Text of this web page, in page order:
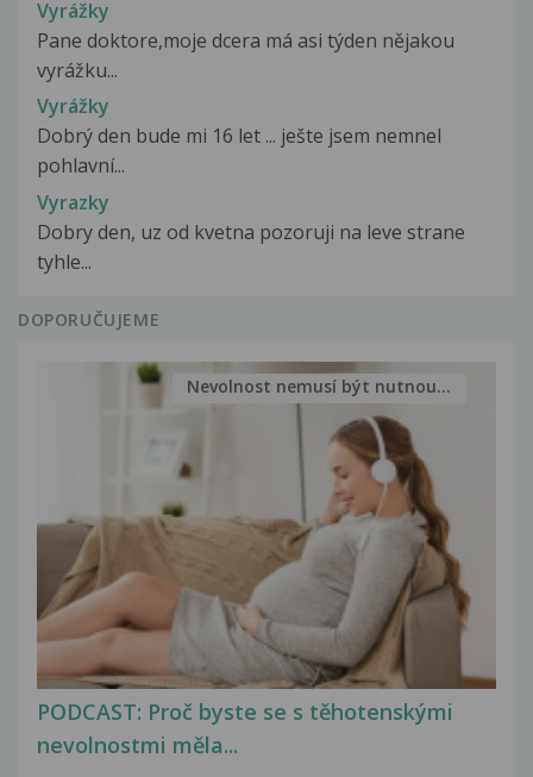
Vyrážky
Pane doktore,moje dcera má asi týden nějakou
vyrážku...
Vyrážky
Dobrý den bude mi 16 let ... ješte jsem nemnel
pohlavní...
Vyrazky
Dobry den, uz od kvetna pozoruji na leve strane
tyhle...
DOPORUČUJEME
PODCAST: Proč byste se s těhotenskými
nevolnostmi měla...
Nevolnost nemusí být nutnou...